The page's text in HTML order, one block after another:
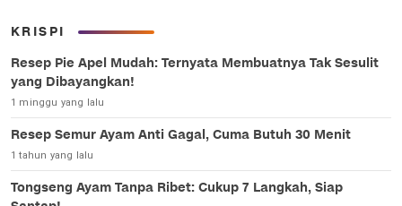
KRISPI
Resep Pie Apel Mudah: Ternyata Membuatnya Tak Sesulit
yang Dibayangkan!
1 minggu yang lalu
Resep Semur Ayam Anti Gagal, Cuma Butuh 30 Menit
1 tahun yang lalu
Tongseng Ayam Tanpa Ribet: Cukup 7 Langkah, Siap